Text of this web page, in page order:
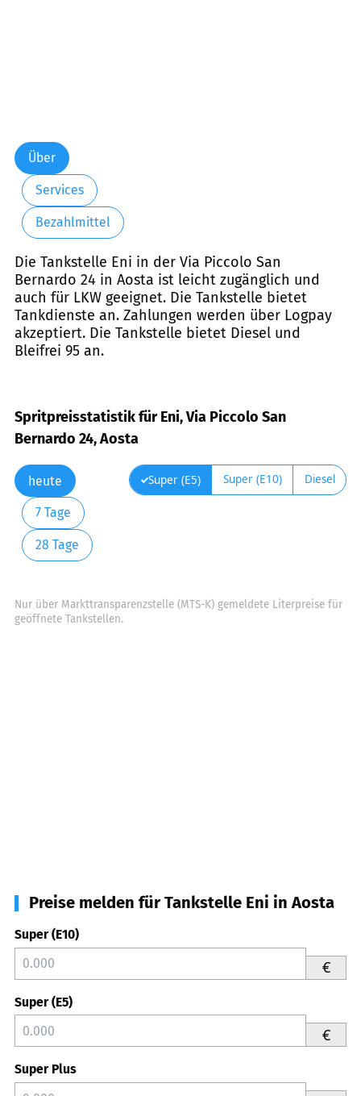
Über
Services
Bezahlmittel
Die Tankstelle Eni in der Via Piccolo San
Bernardo 24 in Aosta ist leicht zugänglich und
auch für LKW geeignet. Die Tankstelle bietet
Tankdienste an. Zahlungen werden über Logpay
akzeptiert. Die Tankstelle bietet Diesel und
Bleifrei 95 an.
Spritpreisstatistik für Eni, Via Piccolo San
Bernardo 24, Aosta
heute
7 Tage
28 Tage
Super (E5) Super (E10) Diesel
Nur über Markttransparenzstelle (MTS-K) gemeldete Literpreise für
geöffnete Tankstellen.
Preise melden für Tankstelle Eni in Aosta
Super (E10)
€
Super (E5)
€
Super Plus